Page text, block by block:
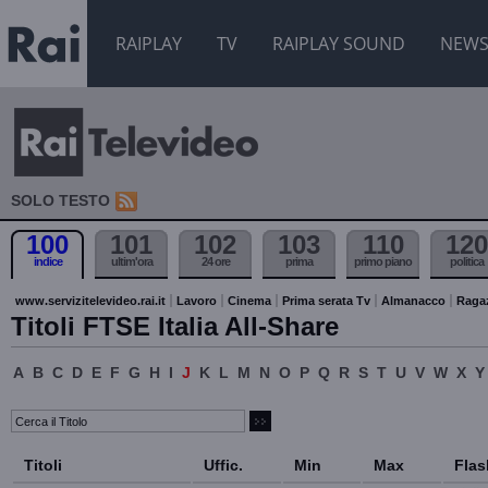
RAIPLAY TV RAIPLAY SOUND NEWS
SOLO TESTO
100
indice
101
ultim'ora
102
24 ore
103
prima
110
primo piano
120
politica
www.servizitelevideo.rai.it Lavoro Cinema Prima serata Tv Almanacco
Titoli FTSE Italia All-Share
A B C D E F G H I J K L M N O P Q R S T U V W X Y
Titoli Uffic. Min Max